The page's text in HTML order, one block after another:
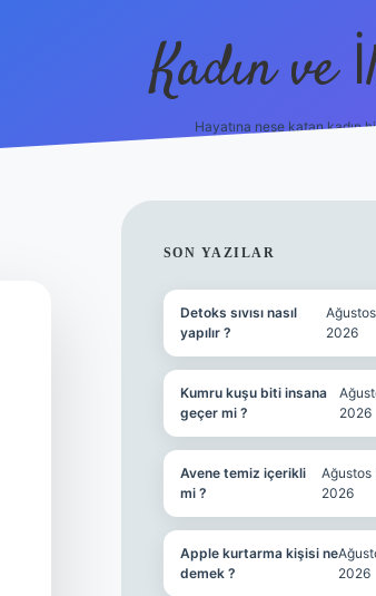
Kadın ve
Hayatına neşe katan kadın
SIDEBAR
SON YAZILAR
Detoks sıvısı nasıl
yapılır ?
2026
Kumru kuşu biti insana
geçer mi ?
2026
Avene temiz içerikli
mi ?
Ağustos
2026
Apple kurtarma kişisi ne
demek ?
2026